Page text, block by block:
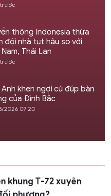
thông Indonesia thừa
đội nhà tụt hậu so với
Thái Lan
Anh khen ngợi cú đúp bàn
của Đình Bắc
2026 07:20
khung T-72 xuyên